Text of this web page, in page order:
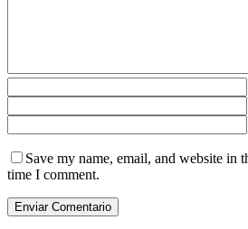
Save my name, email, and website in
time I comment.